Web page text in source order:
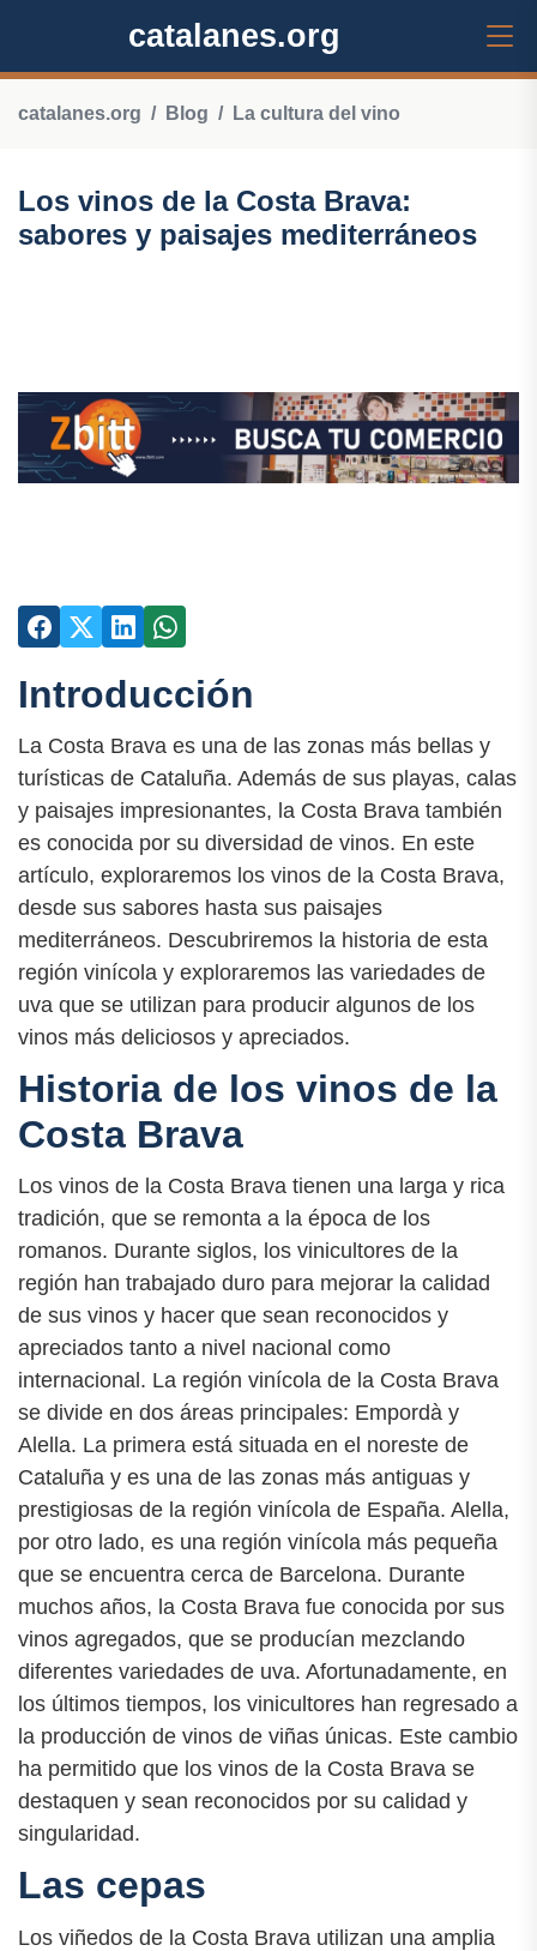
catalanes.org
catalanes.org Blog La cultura del vino
Los vinos de la Costa Brava:
sabores y paisajes mediterráneos
Introducción
La Costa Brava es una de las zonas más bellas y
turísticas de Cataluña. Además de sus playas, calas
y paisajes impresionantes, la Costa Brava también
es conocida por su diversidad de vinos. En este
artículo, exploraremos los vinos de la Costa Brava,
desde sus sabores hasta sus paisajes
mediterráneos. Descubriremos la historia de esta
región vinícola y exploraremos las variedades de
uva que se utilizan para producir algunos de los
vinos más deliciosos y apreciados.
Historia de los vinos de la
Costa Brava
Los vinos de la Costa Brava tienen una larga y rica
tradición, que se remonta a la época de los
romanos. Durante siglos, los vinicultores de la
región han trabajado duro para mejorar la calidad
de sus vinos y hacer que sean reconocidos y
apreciados tanto a nivel nacional como
internacional. La región vinícola de la Costa Brava
se divide en dos áreas principales: Empordà y
Alella. La primera está situada en el noreste de
Cataluña y es una de las zonas más antiguas y
prestigiosas de la región vinícola de España. Alella,
por otro lado, es una región vinícola más pequeña
que se encuentra cerca de Barcelona. Durante
muchos años, la Costa Brava fue conocida por sus
vinos agregados, que se producían mezclando
diferentes variedades de uva. Afortunadamente, en
los últimos tiempos, los vinicultores han regresado a
la producción de vinos de viñas únicas. Este cambio
ha permitido que los vinos de la Costa Brava se
destaquen y sean reconocidos por su calidad y
singularidad.
Las cepas
Los viñedos de la Costa Brava utilizan una amplia